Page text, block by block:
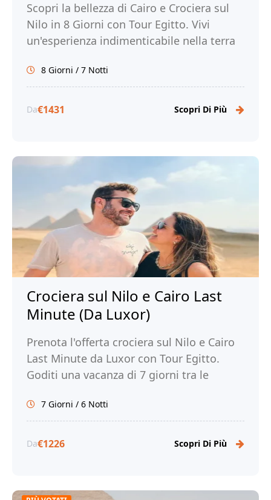
Scopri la bellezza di Cairo e Crociera sul
Nilo in 8 Giorni con Tour Egitto. Vivi
un'esperienza indimenticabile nella terra
8 Giorni / 7 Notti
Da€1431 Scopri Di Più
Crociera sul Nilo e Cairo Last
Minute (Da Luxor)
Prenota l'offerta crociera sul Nilo e Cairo
Last Minute da Luxor con Tour Egitto.
Goditi una vacanza di 7 giorni tra le
7 Giorni / 6 Notti
Da€1226 Scopri Di Più